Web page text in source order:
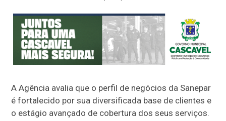
A Agência avalia que o perfil de negócios da Sanepar
é fortalecido por sua diversificada base de clientes e
o estágio avançado de cobertura dos seus serviços.